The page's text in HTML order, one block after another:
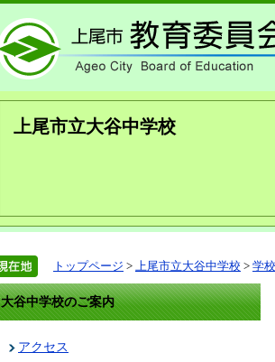
上尾市立大谷中学校
トップページ > 上尾市立大谷中学校 > 学
大谷中学校のご案内
アクセス